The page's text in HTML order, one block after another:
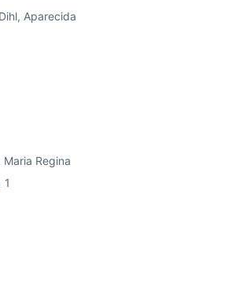
Aparecida
Maria Regina
1